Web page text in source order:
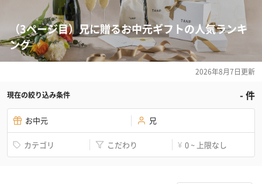
（3ページ目）兄に贈るお中元ギフトの人気ランキ
ング
2026年8月7日更新
現在の絞り込み条件 -件
お中元 兄
カテゴリ こだわり ¥ 0 ~ 上限なし